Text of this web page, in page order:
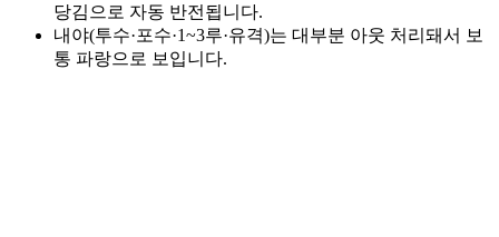
당김으로 자동 반전됩니다.
내야(투수·포수·1~3루·유격)는 대부분 아웃 처리돼서 보
통 파랑으로 보입니다.